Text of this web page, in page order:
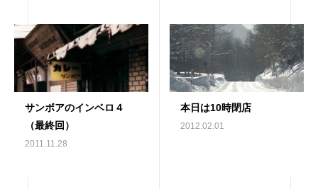
サンボアのインベロ４
（最終回）
2011.11.28
本日は10時閉店
2012.02.01